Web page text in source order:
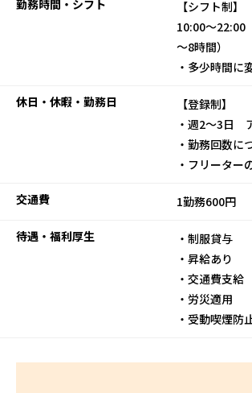
勤務時間・シフト
【シフト制】
10:00～
～8時間）
・多少時間に
休日・休暇・勤務日
【登録制】
・週2～3日
・勤務回数に
・フリーター
交通費 1勤務600円
待遇・福利厚生
・制服貸与
・昇給あり
・交通費支給
・労災適用
・受動喫煙防